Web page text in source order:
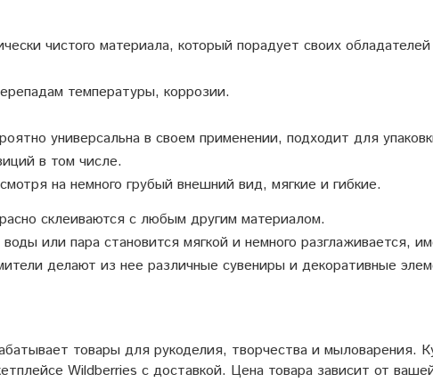
чистого материала, который порадует своих
температуры, коррозии.
универсальна в своем применении, подходит для
в том числе.
на немного грубый внешний вид, мягкие и гибкие.
склеиваются с любым другим материалом.
или пара становится мягкой и немного разглаживается,
делают из нее различные сувениры и декоративные
товары для рукоделия, творчества и мыловарения.
Wildberries с доставкой. Цена товара зависит от